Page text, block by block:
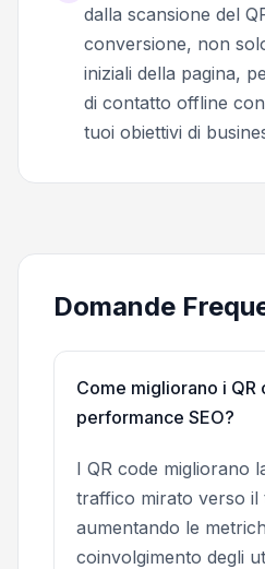
dalla scansione del
conversione, non
iniziali della pagina,
di contatto offline
tuoi obiettivi di
Domande
Come migliorano i QR
performance SEO?
I QR code migliorano
traffico mirato verso il
aumentando le
coinvolgimento degli